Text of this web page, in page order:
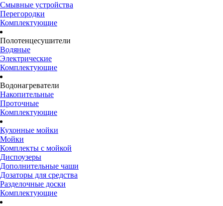
Смывные устройства
Перегородки
Комплектующие
Полотенцесушители
Водяные
Электрические
Комплектующие
Водонагреватели
Накопительные
Проточные
Комплектующие
Кухонные мойки
Мойки
Комплекты с мойкой
Диспоузеры
Дополнительные чаши
Дозаторы для средства
Разделочные доски
Комплектующие